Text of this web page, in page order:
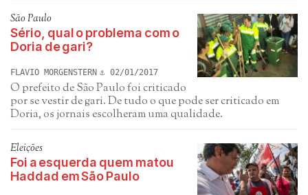
São Paulo
Sério, qual o problema com o
Doria de gari?
FLAVIO MORGENSTERN 02/01/2017
O prefeito de São Paulo foi criticado
por se vestir de gari. De tudo o que pode ser criticado em
Doria, os jornais escolheram uma qualidade.
Eleições
Foi a esquerda quem matou
Haddad em São Paulo